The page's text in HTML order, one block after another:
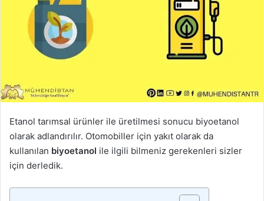
Etanol tarımsal ürünler ile üretilmesi sonucu biyoetanol
olarak adlandırılır. Otomobiller için yakıt olarak da
kullanılan biyoetanol ile ilgili bilmeniz gerekenleri sizler
için derledik.